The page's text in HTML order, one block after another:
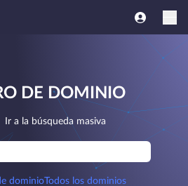
DE DOMINIO
Ir a la búsqueda masiva
dominioTodos los dominios